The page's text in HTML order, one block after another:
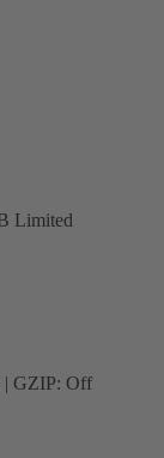
Limited
| GZIP: Off